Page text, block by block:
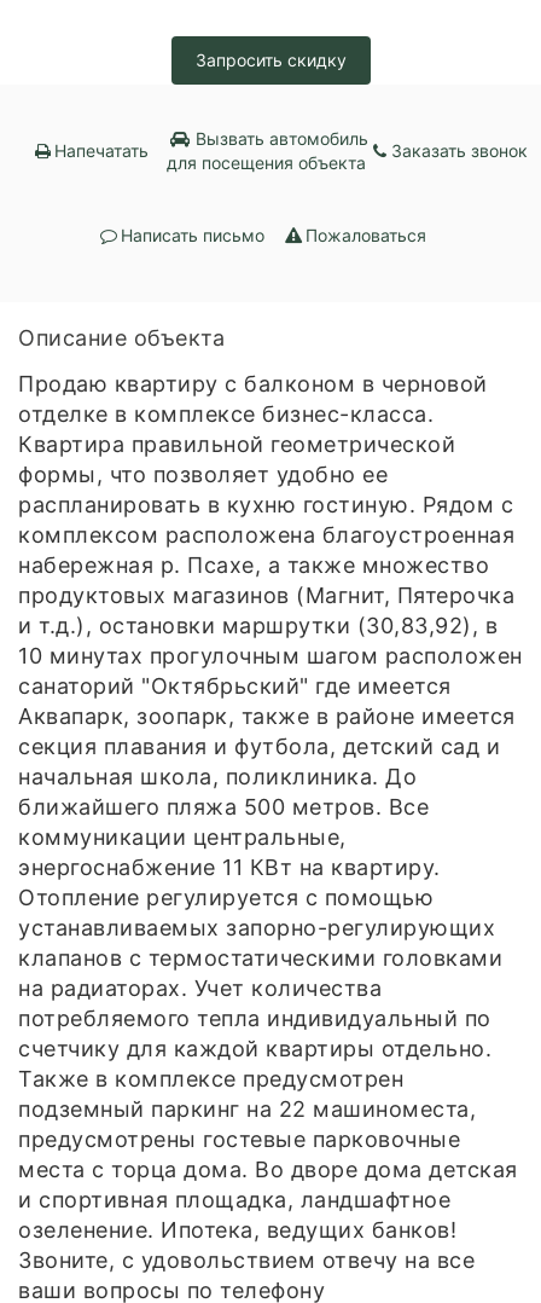
Запросить скидку
Напечатать
Вызвать автомобиль
для посещения объекта
Заказать звонок
Написать письмо Пожаловаться
Описание объекта
Продаю квартиру с балконом в черновой
отделке в комплексе бизнес-класса.
Квартира правильной геометрической
формы, что позволяет удобно ее
распланировать в кухню гостиную. Рядом с
комплексом расположена благоустроенная
набережная р. Псахе, а также множество
продуктовых магазинов (Магнит, Пятерочка
и т.д.), остановки маршрутки (30,83,92), в
10 минутах прогулочным шагом расположен
санаторий "Октябрьский" где имеется
Аквапарк, зоопарк, также в районе имеется
секция плавания и футбола, детский сад и
начальная школа, поликлиника. До
ближайшего пляжа 500 метров. Все
коммуникации центральные,
энергоснабжение 11 КВт на квартиру.
Отопление регулируется с помощью
устанавливаемых запорно-регулирующих
клапанов с термостатическими головками
на радиаторах. Учет количества
потребляемого тепла индивидуальный по
счетчику для каждой квартиры отдельно.
Также в комплексе предусмотрен
подземный паркинг на 22 машиноместа,
предусмотрены гостевые парковочные
места с торца дома. Во дворе дома детская
и спортивная площадка, ландшафтное
озеленение. Ипотека, ведущих банков!
Звоните, с удовольствием отвечу на все
ваши вопросы по телефону